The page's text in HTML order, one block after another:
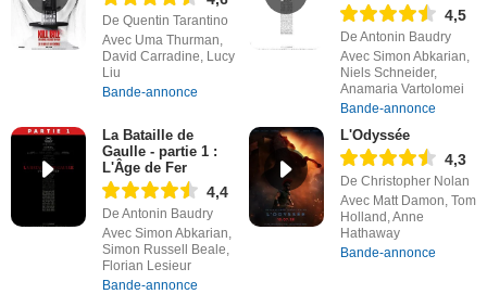
De Quentin Tarantino
Avec Uma Thurman,
David Carradine, Lucy
Liu
Bande-annonce
4,5
De Antonin Baudry
Avec Simon Abkarian,
Niels Schneider,
Anamaria Vartolomei
Bande-annonce
La Bataille de
Gaulle - partie 1 :
L'Âge de Fer
4,4
De Antonin Baudry
Avec Simon Abkarian,
Simon Russell Beale,
Florian Lesieur
Bande-annonce
L'Odyssée
4,3
De Christopher Nolan
Avec Matt Damon, Tom
Holland, Anne
Hathaway
Bande-annonce